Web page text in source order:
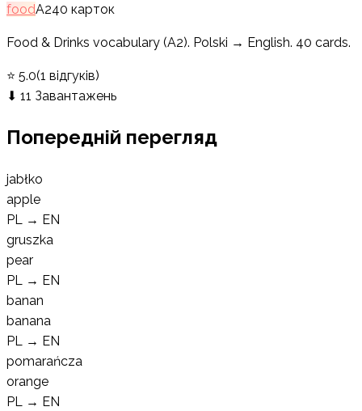
foodA240 карток
Food & Drinks vocabulary (A2). Polski → English. 40 cards.
⭐ 5.0(1 відгуків)
⬇ 11 Завантажень
Попередній перегляд
jabłko
apple
PL → EN
gruszka
pear
PL → EN
banan
banana
PL → EN
pomarańcza
orange
PL → EN